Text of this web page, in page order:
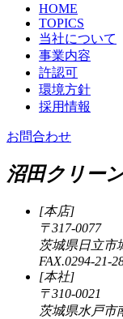
HOME
TOPICS
当社について
事業内容
許認可
環境方針
採用情報
お問合わせ
沼田クリー
[本店]
〒317-0077
茨城県日立市
FAX.0294-21-
[本社]
〒310-0021
茨城県水戸市